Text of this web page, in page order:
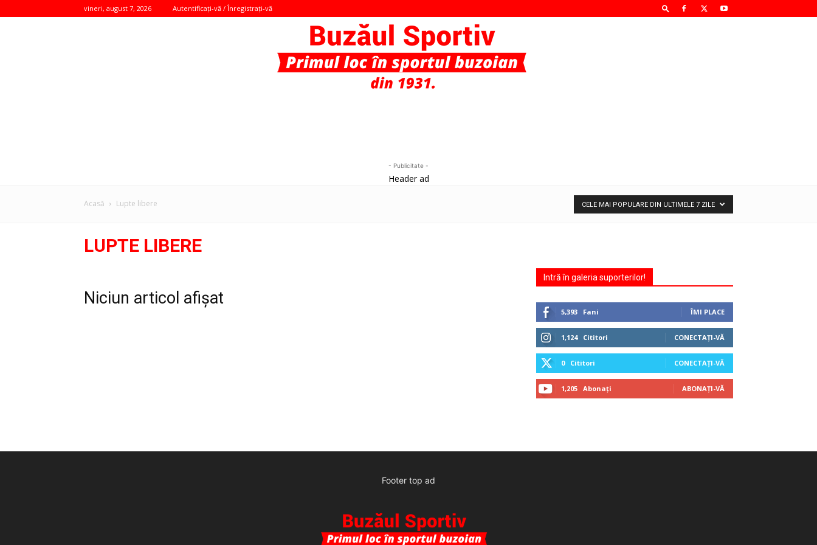
vineri, august 7, 2026 Autentificați-vă / Înregistrați-vă
- Publicitate -
Header ad
Acasă Lupte libere CELE MAI POPULARE DIN ULTIMELE 7 ZILE
LUPTE LIBERE
Niciun articol afișat
Intră în galeria suporterilor!
5,393 Fani ÎMI PLACE
1,124 Cititori CONECTAȚI-VĂ
0 Cititori CONECTAȚI-VĂ
1,205 Abonați ABONAȚI-VĂ
Footer top ad